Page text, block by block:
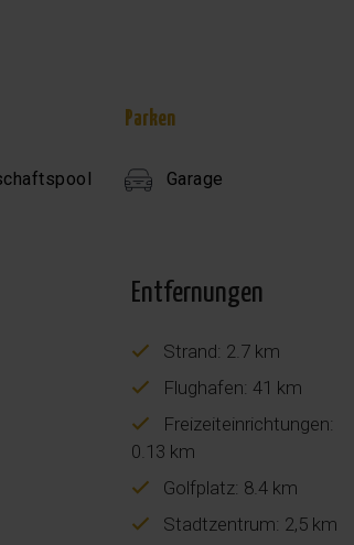
Parken
Garage
Entfernungen
Strand: 2.7 km
Flughafen: 41 km
Freizeiteinrichtungen:
0.13 km
Golfplatz: 8.4 km
Stadtzentrum: 2,5 km